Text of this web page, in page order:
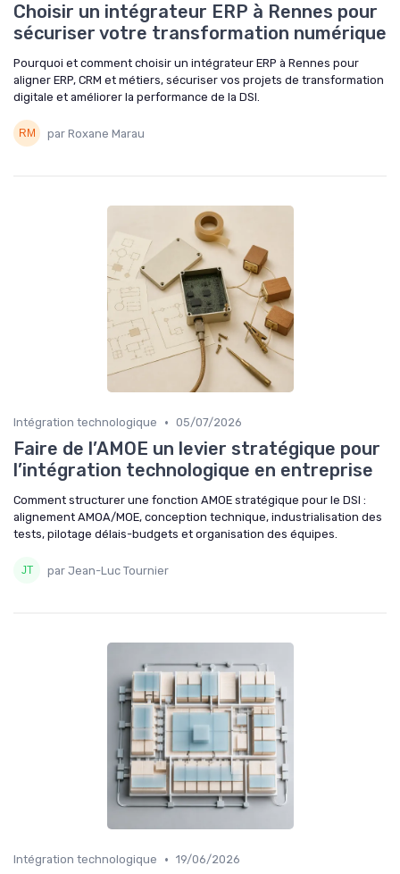
Choisir un intégrateur ERP à Rennes pour
sécuriser votre transformation numérique
Pourquoi et comment choisir un intégrateur ERP à Rennes pour
aligner ERP, CRM et métiers, sécuriser vos projets de transformation
digitale et améliorer la performance de la DSI.
par Roxane Marau
Intégration technologique • 05/07/2026
Faire de l’AMOE un levier stratégique pour
l’intégration technologique en entreprise
Comment structurer une fonction AMOE stratégique pour le DSI :
alignement AMOA/MOE, conception technique, industrialisation des
tests, pilotage délais-budgets et organisation des équipes.
par Jean-Luc Tournier
Intégration technologique • 19/06/2026